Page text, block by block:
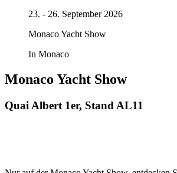
23. - 26. September 2026
Monaco Yacht Show
In Monaco
Monaco Yacht Show
Quai Albert 1er, Stand AL11